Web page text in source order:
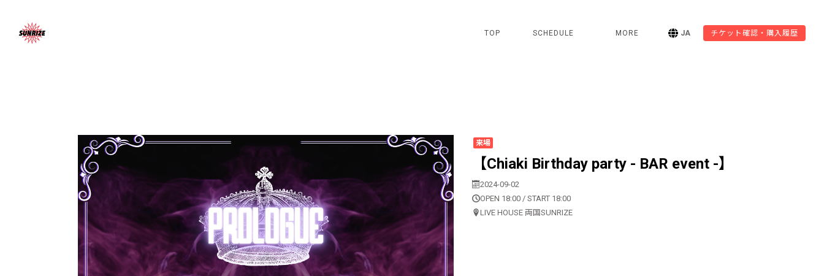
TOP SCHEDULE MORE JA チケット確認・購入履歴
来場
【Chiaki Birthday party - BAR event -】
2024-09-02
OPEN 18:00 / START 18:00
LIVE HOUSE 両国SUNRIZE